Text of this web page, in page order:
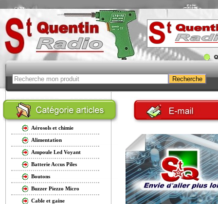
Aérosols et chimie
Alimentation
Ampoule Led Voyant
Batterie Accus Piles
Boutons
Buzzer Piezzo Micro
Cable et gaine